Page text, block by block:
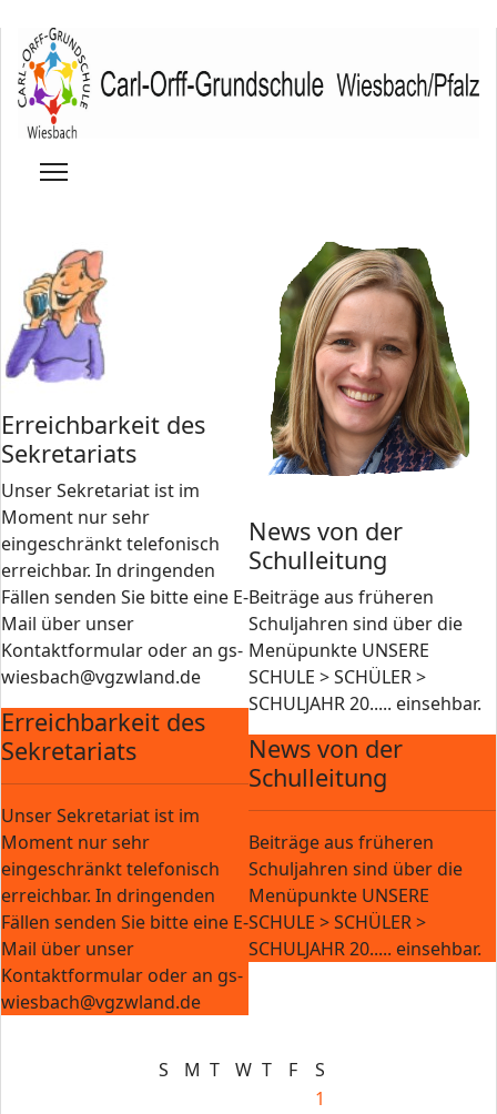
Erreichbarkeit des
Sekretariats
Unser Sekretariat ist im
Moment nur sehr
eingeschränkt telefonisch
erreichbar. In dringenden
Fällen senden Sie bitte eine E-
Mail über unser
Kontaktformular oder an gs-
wiesbach@vgzwland.de
Erreichbarkeit des
Sekretariats
Unser Sekretariat ist im
Moment nur sehr
eingeschränkt telefonisch
erreichbar. In dringenden
Fällen senden Sie bitte eine E-
Mail über unser
Kontaktformular oder an gs-
wiesbach@vgzwland.de
News von der
Schulleitung
Beiträge aus früheren
Schuljahren sind über die
Menüpunkte UNSERE
SCHULE > SCHÜLER >
SCHULJAHR 20..... einsehbar.
News von der
Schulleitung
Beiträge aus früheren
Schuljahren sind über die
Menüpunkte UNSERE
SCHULE > SCHÜLER >
SCHULJAHR 20..... einsehbar.
S M T W T F
S
1